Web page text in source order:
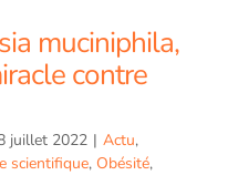
muciniphila,
contre
juillet 2022 | Actu,
scientifique, Obésité,